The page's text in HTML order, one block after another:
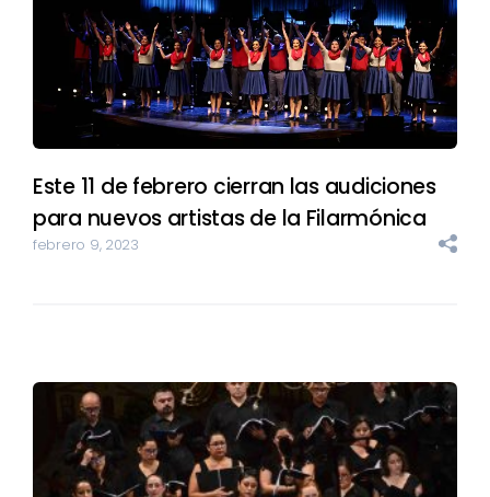
Este 11 de febrero cierran las audiciones
para nuevos artistas de la Filarmónica
febrero 9, 2023